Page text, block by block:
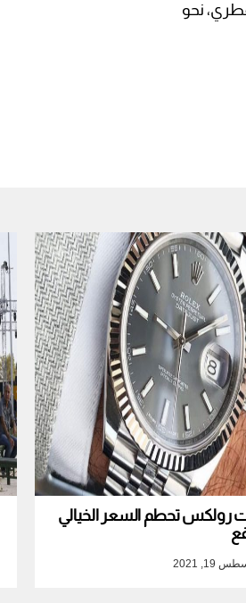
صافية بقيمة 5.6 مليار ريال قطري، نحو
رولكس تحطم السعر الخيالي
19, 2021